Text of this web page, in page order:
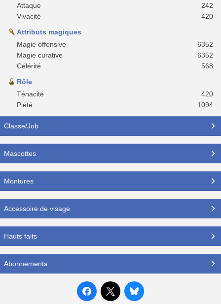
Attaque
242
Vivacité
420
Attributs magiques
Magie offensive
6352
Magie curative
6352
Célérité
568
Rôle
Ténacité
420
Piété
1094
Classe/Job
Mascottes
Montures
Accessoire de visage
Hauts faits
Abonnements